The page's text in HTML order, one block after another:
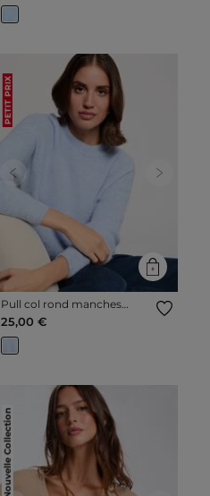
PETIT PRIX
Previous Next
Pull col rond manches
longues bleu ciel femme
25,00 €
Nouvelle Collection